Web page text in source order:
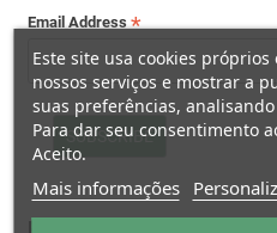
Email Address*
Este site usa cookies
nossos serviços e mostrar a
suas preferências,
Para dar seu consentimento
Aceito.
Mais informações